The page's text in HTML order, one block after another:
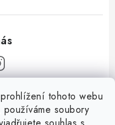
tohoto webu
soubory